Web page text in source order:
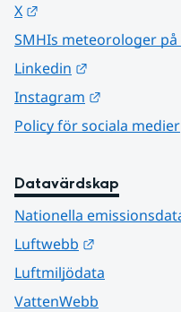
X
SMHIs meteorologer på
Linkedin
Instagram
Policy för sociala medier
Datavärdskap
Nationella
Luftwebb
Luftmiljödata
VattenWebb